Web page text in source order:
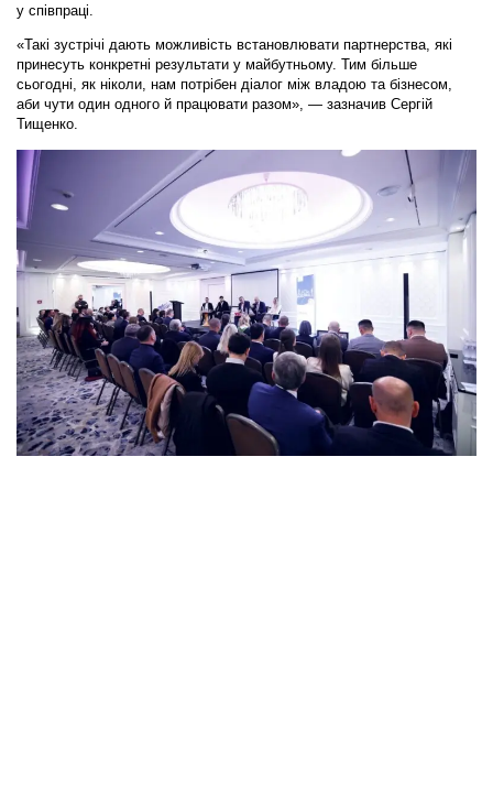
у співпраці.
«Такі зустрічі дають можливість встановлювати партнерства, які
принесуть конкретні результати у майбутньому. Тим більше
сьогодні, як ніколи, нам потрібен діалог між владою та бізнесом,
аби чути один одного й працювати разом», — зазначив Сергій
Тищенко.